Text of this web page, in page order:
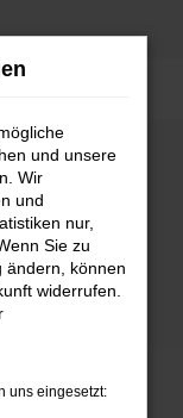
können:
deine
und unsere
Wir
und
nur,
Sie zu
ändern, können
widerrufen.
uns eingesetzt: